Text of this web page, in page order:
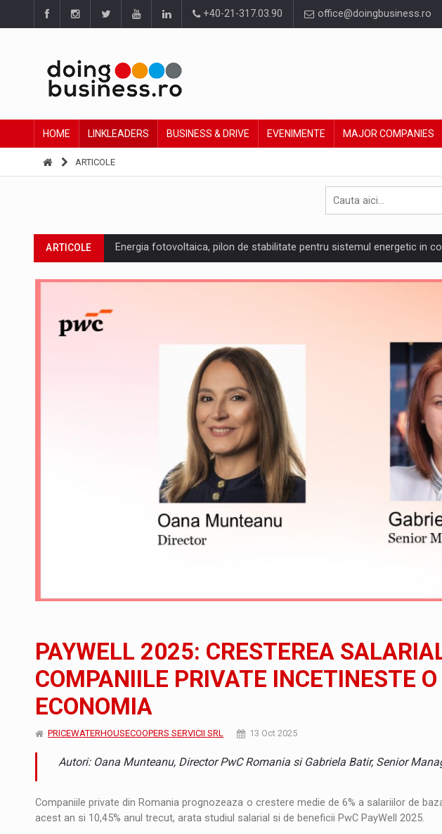
+40-21-317.03.90 office@doingbusiness.ro
HOME LINKLEADERS BUSINESS & DRIVE EVENIMENTE MAJOR COMPANIES
ARTICOLE
ARTICOLE Energia fotovoltaica, pilon de stabilitate pentru sistemul energetic in
ARTICOLE Cum invatam sa spunem nu intr-o cultura care pedepseste granitele?
ARTICOLE
Producatorii si comerciantii care nu se supun noilor reglementari UE
LEADERSHIP IN MISCARE
CU BATERIILE PERMANENT INCARCATE
PUTTING ROMANIAN CORPORATE COMPANIES ON THE
OUR EDGE WILL COME FROM BEING THE MOST DIGITALIZED
COFFEE IS OUR LOVE LANGUAGE
Hard Enduro Piatra Craiului 2026, fueled by benzinariile RO concept
Fondul de investitii BoldMind si echipa de management a Pall-Ex,
STIRI RANGE ROVER DEZVALUIE AL CINCILEA MEMBRU AL FAMILIEI: RANGE
STIRI JAECOO 5 SHS-H a ajuns in Romania
ARTICOLE Proteinmaxxing and the Future of Protein Demand
PAYWELL 2025: CRESTEREA
COMPANIILE PRIVATE INCETINESTE
ECONOMIA
PRICEWATERHOUSECOOPERS SERVICII SRL 13 Oct 2025
Autori: Oana Munteanu, Director PwC Romania si Gabriela Batir, Senior
Companiile private din Romania prognozeaza o crestere medie de 6% a salariilor de
acest an si 10,45% anul trecut, arata studiul salarial si de beneficii PwC PayWell 2025.